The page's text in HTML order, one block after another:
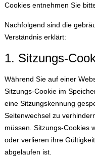
Cookies entnehmen Sie
Nachfolgend sind die
Verständnis erklärt:
1. Sitzungs-
Während Sie auf einer
Sitzungs-Cookie im
eine Sitzungskennung
Seitenwechsel zu
müssen. Sitzungs-Cookies
oder verlieren ihre
abgelaufen ist.